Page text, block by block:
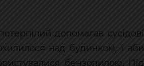
допомагав сусідові
над будинком, і аби
бензопилою. Під